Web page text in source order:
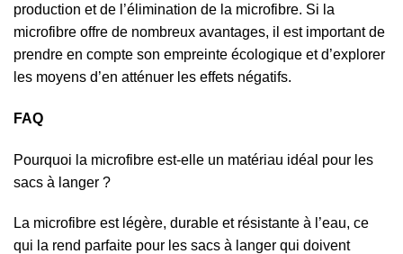
production et de l’élimination de la microfibre. Si la
microfibre offre de nombreux avantages, il est important de
prendre en compte son empreinte écologique et d’explorer
les moyens d’en atténuer les effets négatifs.
FAQ
Pourquoi la microfibre est-elle un matériau idéal pour les
sacs à langer ?
La microfibre est légère, durable et résistante à l’eau, ce
qui la rend parfaite pour les sacs à langer qui doivent